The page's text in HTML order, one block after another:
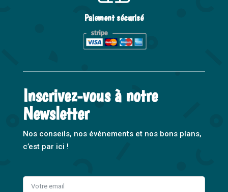
Paiement sécurisé
Inscrivez-vous à notre
Newsletter
Nos conseils, nos événements et nos bons plans,
c’est par ici !